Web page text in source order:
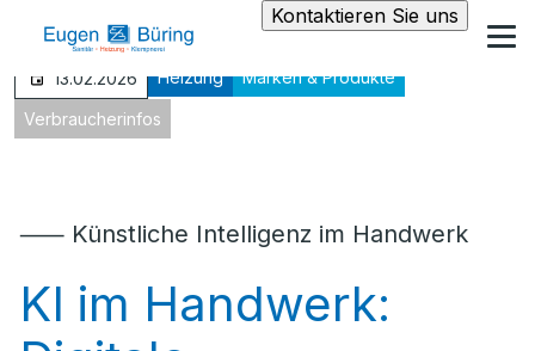
Kontaktieren Sie uns
13.02.2026 Heizung Marken & Produkte
Verbraucherinfos
⸺ Künstliche Intelligenz im Handwerk
KI im Handwerk: